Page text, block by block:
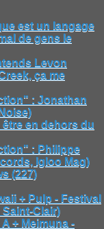
est un langage
de gens le
Levon
ça me
: Jonathan
être en dehors du
: Philippe
Igloo Mag)
(227)
+ Pulp - Festival
Clair)
+ Meimuna -